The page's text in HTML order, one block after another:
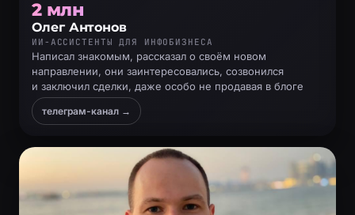
2 млн
Олег Антонов
ИИ-АССИСТЕНТЫ ДЛЯ ИНФОБИЗНЕСА
Написал знакомым, рассказал о своём новом
направлении, они заинтересовались, созвонился
и заключил сделки, даже особо не продавая в блоге
телеграм-канал →